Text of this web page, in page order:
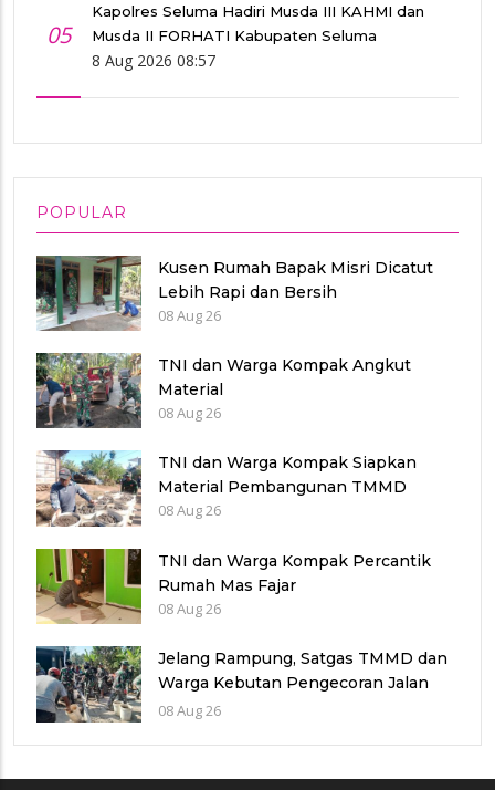
05
Kapolres Seluma Hadiri Musda III KAHMI dan
Musda II FORHATI Kabupaten Seluma
8 Aug 2026 08:57
POPULAR
Kusen Rumah Bapak Misri Dicatut
Lebih Rapi dan Bersih
08 Aug 26
TNI dan Warga Kompak Angkut
Material
08 Aug 26
TNI dan Warga Kompak Siapkan
Material Pembangunan TMMD
08 Aug 26
TNI dan Warga Kompak Percantik
Rumah Mas Fajar
08 Aug 26
Jelang Rampung, Satgas TMMD dan
Warga Kebutan Pengecoran Jalan
Desa Cukil
08 Aug 26